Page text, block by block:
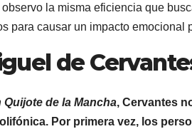
la misma eficiencia que
para causar un impacto emocional
de
Quijote de la Mancha, Cervantes
Por primera vez, los